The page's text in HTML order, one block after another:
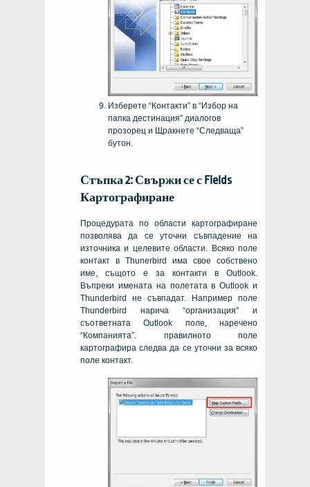
Изберете “Контакти” в “Избор на
папка дестинация” диалогов
прозорец и Щракнете “Следваща”
бутон.
Стъпка 2: Свържи се с Fields
Картографиране
Процедурата по области картографиране
позволява да се уточни съвпадение на
източника и целевите области. Всяко поле
контакт в Thunerbird има свое собствено
име, същото е за контакти в Outlook.
Въпреки имената на полетата в Outlook и
Thunderbird не съвпадат. Например поле
Thunderbird нарича “организация” и
съответната Outlook поле, наречено
“Компанията”. правилното поле
картографира следва да се уточни за всяко
поле контакт.